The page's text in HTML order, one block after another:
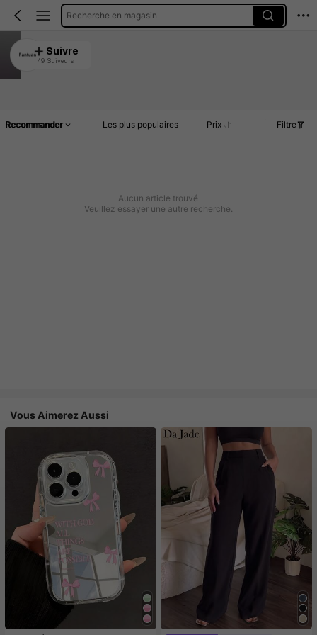
Recherche en magasin
Fantuan
4.86
Suivre
49 Suiveurs
Recommander Les plus populaires Prix Filtre
Aucun article trouvé
Veuillez essayer une autre recherche.
Vous Aimerez Aussi